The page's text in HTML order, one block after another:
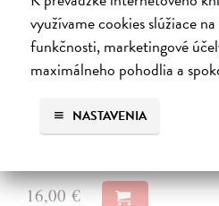
využívame cookies slúžiace
funkčnosti, marketingové
maximálneho pohodlia a
NASTAVENIA
Vztah práva a
otázku viny
Šír Roman| Kniha
Tato kniha se snaží zmapovat
morálky. Morálka není pojímána v
vychází ze současných
16,00 €